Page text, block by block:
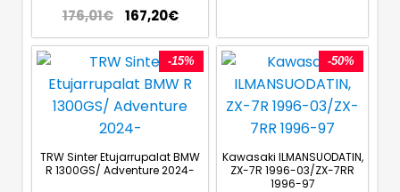
176,01€ 167,20€
-15%
TRW Sinter Etujarrupalat BMW
R 1300GS/ Adventure 2024-
-50%
Kawasaki ILMANSUODATIN,
ZX-7R 1996-03/ZX-7RR
1996-97